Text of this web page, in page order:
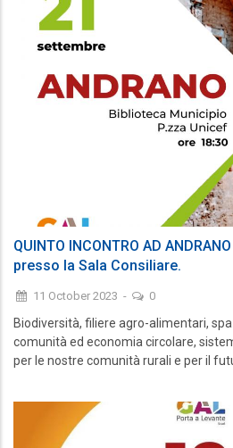
QUINTO INCONTRO AD
presso la Sala Consiliare.
11 October 2023 - 0
Biodiversità, filiere agro-alimentari,
comunità ed economia circolare,
per le nostre comunità rurali e per il